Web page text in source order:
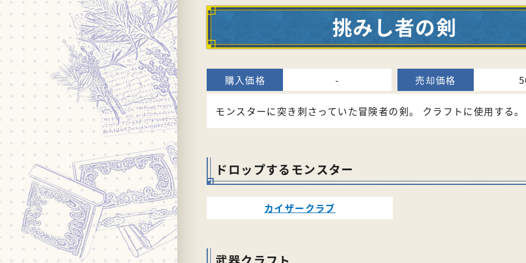
挑みし者の剣
-
モンスターに突き刺さっていた冒険者の剣。 クラフトに使用する。
ドロップするモンスター
カイザークラブ